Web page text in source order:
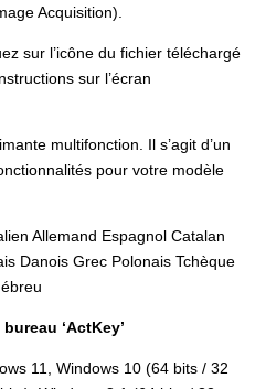
Acquisition).
sur l’icône du fichier téléchargé
sur l’écran
multifonction. Il s’agit d’un
pour votre modèle
Allemand Espagnol Catalan
Danois Grec Polonais Tchèque
‘ActKey’
11, Windows 10 (64 bits / 32